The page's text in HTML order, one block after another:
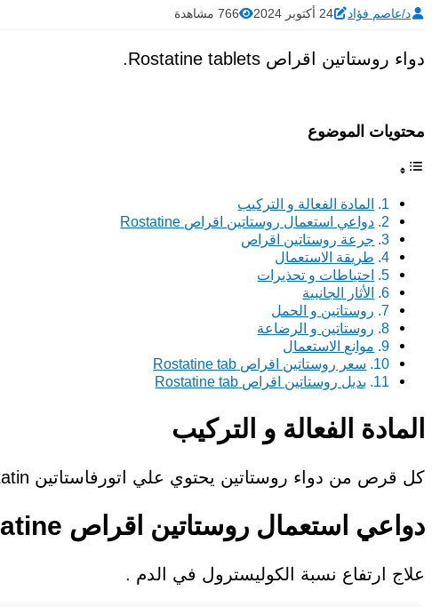
د/عاصم فؤاد 24 أكتوبر 2024 766 مشاهدة
دواء روستاتين اقراص Rostatine tablets.
محتويات الموضوع
المادة الفعالة و التركيب
دواعي استعمال روستاتين اقراص Rostatine
جرعة روستاتين اقراص
طريقة الاستعمال
احتياطات و تحذيرات
الأثار الجانبية
روستاتين و الحمل
روستاتين و الرضاعة
موانع الاستعمال
سعر روستاتين اقراص Rostatine tab
بديل روستاتين اقراص Rostatine tab
المادة الفعالة و التركيب
كل قرص من دواء روستاتين يحتوي علي اتورفاستاتين Atorvastatin ويتوفر بتركيزات 20 مجم.
دواعي استعمال روستاتين اقراص Rostatine
علاج ارتفاع نسبة الكوليسترول في الدم .